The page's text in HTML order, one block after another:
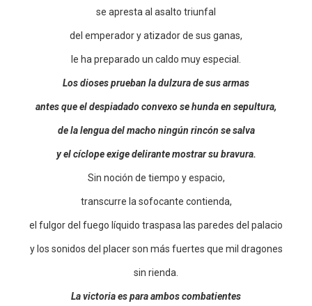
se apresta al asalto triunfal
del emperador y atizador de sus ganas,
le ha preparado un caldo muy especial.
Los dioses prueban la dulzura de sus armas
antes que el despiadado convexo se hunda en sepultura,
de la lengua del macho ningún rincón se salva
y el cíclope exige delirante mostrar su bravura.
Sin noción de tiempo y espacio,
transcurre la sofocante contienda,
el fulgor del fuego líquido traspasa las paredes del palacio
y los sonidos del placer son más fuertes que mil dragones
sin rienda.
La victoria es para ambos combatientes